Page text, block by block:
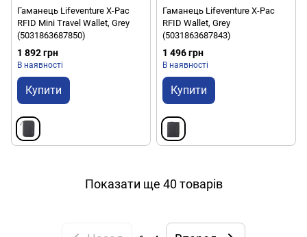
Гаманець Lifeventure X-Pac
RFID Mini Travel Wallet, Grey
(5031863687850)
1 892 грн
В наявності
Купити
Гаманець Lifeventure X-Pac
RFID Wallet, Grey
(5031863687843)
1 496 грн
В наявності
Купити
Показати ще 40 товарів